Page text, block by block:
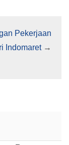
Pekerjaan
Indomaret→